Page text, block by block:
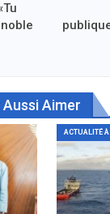
Aimer
ACTUALITÉ